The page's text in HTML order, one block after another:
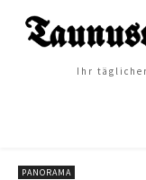
Ihr
PANORAMA